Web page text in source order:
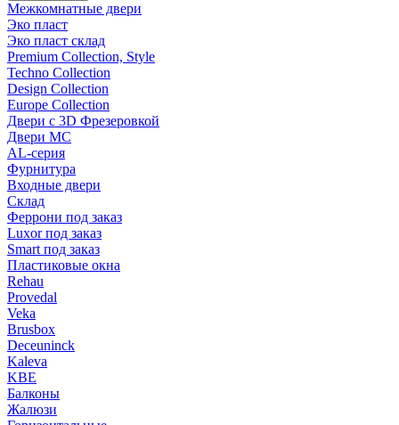
Межкомнатные двери
Эко пласт
Эко пласт склад
Premium Collection, Style
Techno Collection
Design Collection
Europe Collection
Двери с 3D Фрезеровкой
Двери МС
AL-серия
Фурнитура
Входные двери
Склад
Феррони под заказ
Luxor под заказ
Smart под заказ
Пластиковые окна
Rehau
Provedal
Veka
Brusbox
Deceuninck
Kaleva
KBE
Балконы
Жалюзи